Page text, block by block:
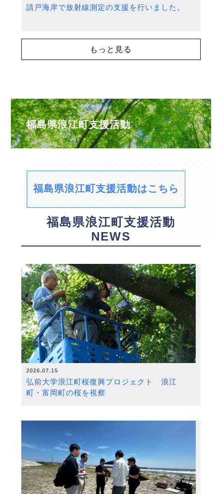
請戸海岸で放射線測定の支援を行いました。
もっと見る
福島県浪江町支援活動
福島県浪江町支援活動はこちら
福島県浪江町支援活動
NEWS
2026.07.15
弘前大学浪江町桜復興プロジェクト 浪江
町・富岡町の桜を視察